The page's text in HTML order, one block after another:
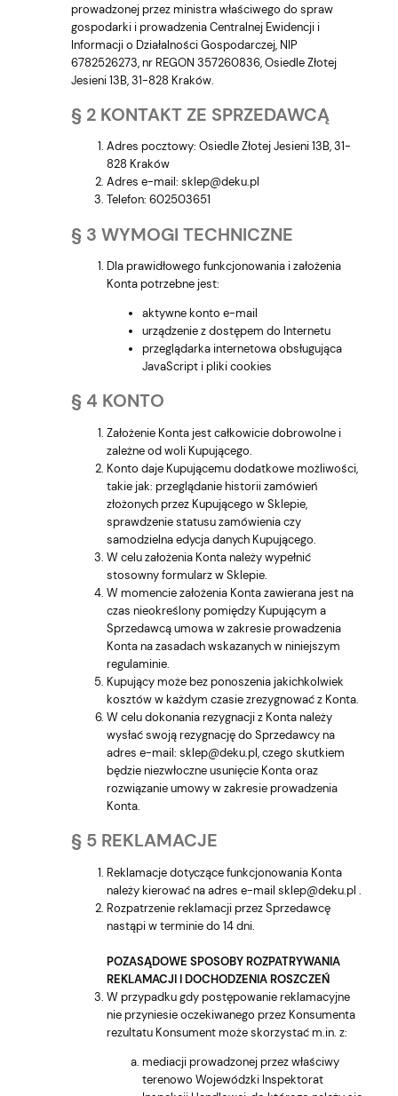
prowadzonej przez ministra właściwego do spraw
gospodarki i prowadzenia Centralnej Ewidencji i
Informacji o Działalności Gospodarczej, NIP
6782526273, nr REGON 357260836, Osiedle Złotej
Jesieni 13B, 31-828 Kraków.
§ 2 KONTAKT ZE SPRZEDAWCĄ
Adres pocztowy: Osiedle Złotej Jesieni 13B, 31-
828 Kraków
Adres e-mail: sklep@deku.pl
Telefon: 602503651
§ 3 WYMOGI TECHNICZNE
Dla prawidłowego funkcjonowania i założenia
Konta potrzebne jest:
aktywne konto e-mail
urządzenie z dostępem do Internetu
przeglądarka internetowa obsługująca
JavaScript i pliki cookies
§ 4 KONTO
Założenie Konta jest całkowicie dobrowolne i
zależne od woli Kupującego.
Konto daje Kupującemu dodatkowe możliwości,
takie jak: przeglądanie historii zamówień
złożonych przez Kupującego w Sklepie,
sprawdzenie statusu zamówienia czy
samodzielna edycja danych Kupującego.
W celu założenia Konta należy wypełnić
stosowny formularz w Sklepie.
W momencie założenia Konta zawierana jest na
czas nieokreślony pomiędzy Kupującym a
Sprzedawcą umowa w zakresie prowadzenia
Konta na zasadach wskazanych w niniejszym
regulaminie.
Kupujący może bez ponoszenia jakichkolwiek
kosztów w każdym czasie zrezygnować z Konta.
W celu dokonania rezygnacji z Konta należy
wysłać swoją rezygnację do Sprzedawcy na
adres e-mail: sklep@deku.pl, czego skutkiem
będzie niezwłoczne usunięcie Konta oraz
rozwiązanie umowy w zakresie prowadzenia
Konta.
§ 5 REKLAMACJE
Reklamacje dotyczące funkcjonowania Konta
należy kierować na adres e-mail sklep@deku.pl .
Rozpatrzenie reklamacji przez Sprzedawcę
nastąpi w terminie do 14 dni.
POZASĄDOWE SPOSOBY ROZPATRYWANIA
REKLAMACJI I DOCHODZENIA ROSZCZEŃ
W przypadku gdy postępowanie reklamacyjne
nie przyniesie oczekiwanego przez Konsumenta
rezultatu Konsument może skorzystać m.in. z:
mediacji prowadzonej przez właściwy
terenowo Wojewódzki Inspektorat